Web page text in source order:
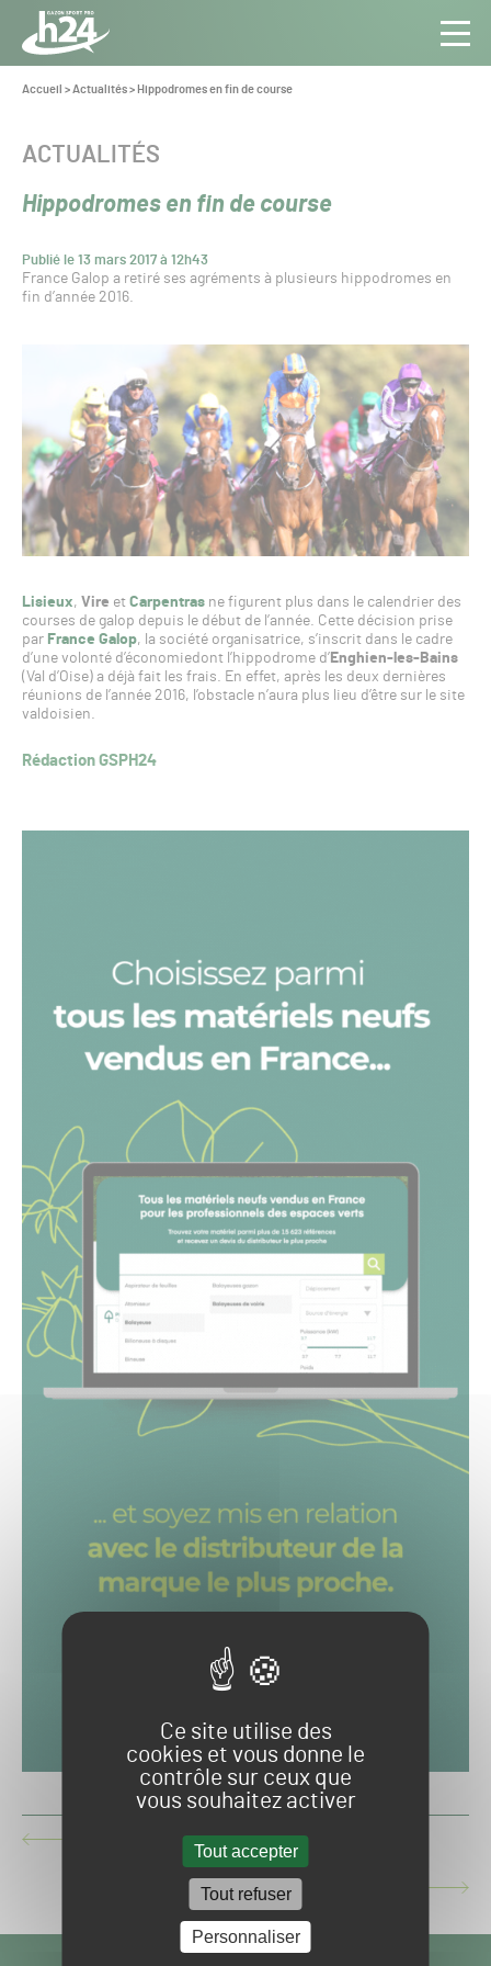
Panneau de gestion des cookies
Ce site utilise des
cookies et vous donne le
contrôle sur ceux que
vous souhaitez activer
Tout accepter
Tout refuser
Personnaliser
Aller au contenu
Toute
l’info
Pro
Vous
Accueil >Actualités> Hippodromes en fin de course
Hippodromes en fin de course
Publié le 13 mars 2017 à 12h43
CATÉGORIE :
ACTUALITÉS
France Galop a retiré ses agréments à plusieurs hippodromes en
fin d’année 2016.
Lisieux, Vire et Carpentrasne figurent plus dans le calendrier des
courses de galop depuis le début de l’année. Cette décision prise
par France Galop, la société organisatrice, s’inscrit dans le cadre
d’une volonté d’économiedont l’hippodrome d’Enghien-les-Bains
(Val d’Oise) a déjà fait les frais. En effet, après les deux dernières
réunions de l’année 2016, l’obstacle n’aura plus lieu d’être sur le site
valdoisien.
Rédaction GSPH24
ARTICLE
QUE D'EAU, QUE D'EAU !
ARTICLE
SUIVANT :
UN NOUVEAU TAPIS VERT À DEAUVILLE